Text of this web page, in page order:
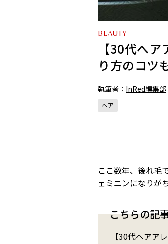
BEAUTY
【30代へ
り方のコツ
執筆者： InRed編集部
ヘア
ここ数年、後れ毛
ェミニンになりが
こちらの記
【30代へアア